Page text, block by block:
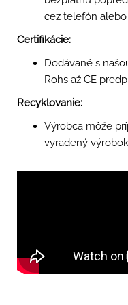
cez telefón alebo
Certifikácie:
Dodávané s
Rohs až CE
Recyklovanie:
Výrobca môže
vyradený